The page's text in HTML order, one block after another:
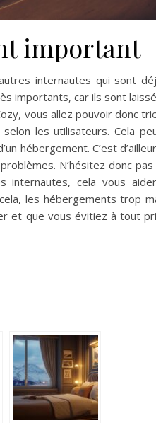
important
internautes qui sont
importants, car ils sont
vous allez pouvoir donc
les utilisateurs. Cela
hébergement. C’est
N’hésitez donc pas
cela vous
les hébergements trop
et que vous évitiez à tout